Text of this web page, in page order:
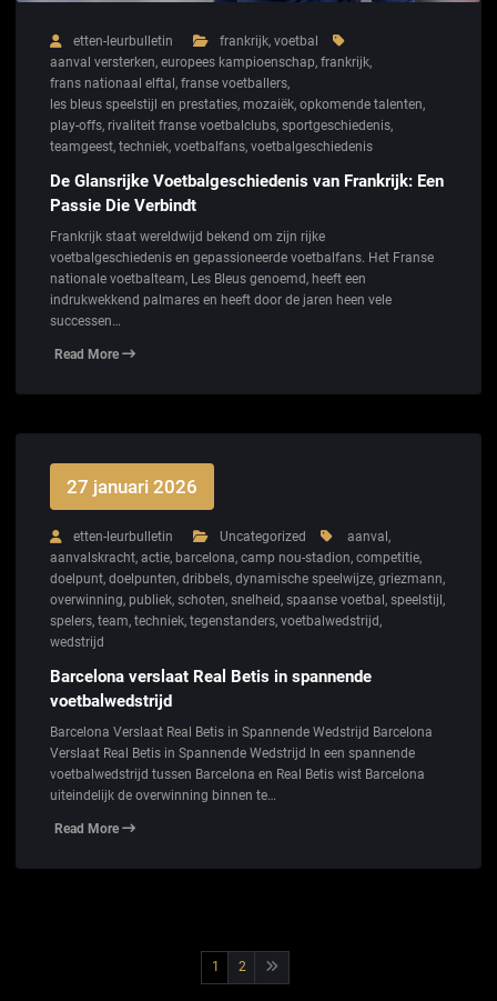
etten-leurbulletin frankrijk, voetbal
aanval versterken, europees kampioenschap, frankrijk,
frans nationaal elftal, franse voetballers,
les bleus speelstijl en prestaties, mozaiëk, opkomende talenten,
play-offs, rivaliteit franse voetbalclubs, sportgeschiedenis,
teamgeest, techniek, voetbalfans, voetbalgeschiedenis
De Glansrijke Voetbalgeschiedenis van Frankrijk: Een
Passie Die Verbindt
Frankrijk staat wereldwijd bekend om zijn rijke
voetbalgeschiedenis en gepassioneerde voetbalfans. Het Franse
nationale voetbalteam, Les Bleus genoemd, heeft een
indrukwekkend palmares en heeft door de jaren heen vele
successen…
Read More
27 januari 2026
etten-leurbulletin Uncategorized aanval,
aanvalskracht, actie, barcelona, camp nou-stadion, competitie,
doelpunt, doelpunten, dribbels, dynamische speelwijze, griezmann,
overwinning, publiek, schoten, snelheid, spaanse voetbal, speelstijl,
spelers, team, techniek, tegenstanders, voetbalwedstrijd,
wedstrijd
Barcelona verslaat Real Betis in spannende
voetbalwedstrijd
Barcelona Verslaat Real Betis in Spannende Wedstrijd Barcelona
Verslaat Real Betis in Spannende Wedstrijd In een spannende
voetbalwedstrijd tussen Barcelona en Real Betis wist Barcelona
uiteindelijk de overwinning binnen te…
Read More
Berichtnavigatie
1 2